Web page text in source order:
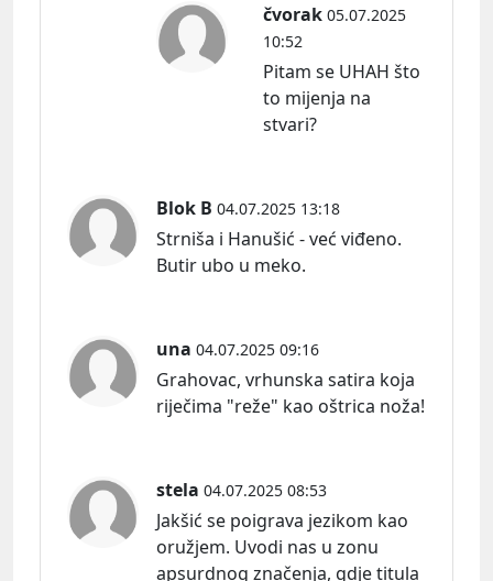
čvorak 05.07.2025
10:52
Pitam se UHAH što
to mijenja na
stvari?
Blok B 04.07.2025 13:18
Strniša i Hanušić - već viđeno.
Butir ubo u meko.
una 04.07.2025 09:16
Grahovac, vrhunska satira koja
riječima "reže" kao oštrica noža!
stela 04.07.2025 08:53
Jakšić se poigrava jezikom kao
oružjem. Uvodi nas u zonu
apsurdnog značenja, gdje titula